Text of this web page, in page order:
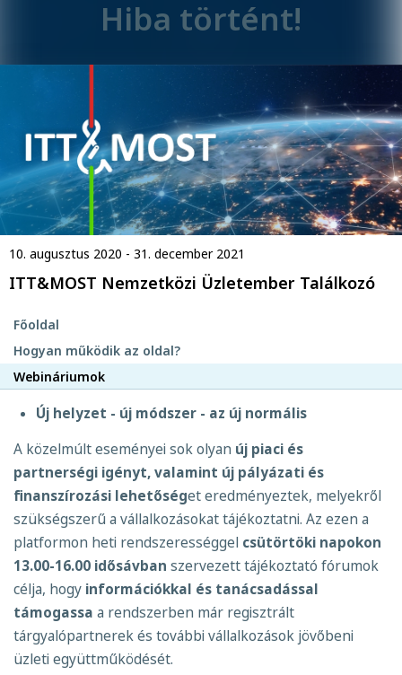
Hiba történt!
10. augusztus 2020 - 31. december 2021
ITT&MOST Nemzetközi Üzletember Találkozó
Főoldal
Hogyan működik az oldal?
Webináriumok
Új helyzet - új módszer - az új normális
A közelmúlt eseményei sok olyan új piaci és
partnerségi igényt, valamint új pályázati és
finanszírozási lehetőséget eredményeztek, melyekről
szükségszerű a vállalkozásokat tájékoztatni. Az ezen a
platformon heti rendszerességgel csütörtöki napokon
13.00-16.00 idősávban szervezett tájékoztató fórumok
célja, hogy információkkal és tanácsadással
támogassa a rendszerben már regisztrált
tárgyalópartnerek és további vállalkozások jövőbeni
üzleti együttműködését.